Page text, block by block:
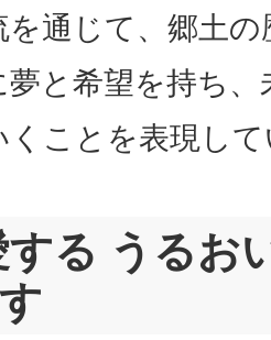
を通じて、郷土
と希望を持ち
くことを表現し
る うるお